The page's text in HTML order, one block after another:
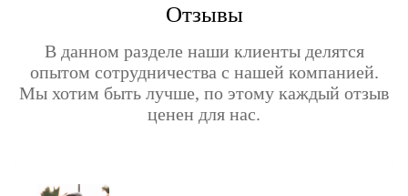
Отзывы
В данном разделе наши клиенты делятся
опытом сотрудничества с нашей компанией.
Мы хотим быть лучше, по этому каждый отзыв
ценен для нас.